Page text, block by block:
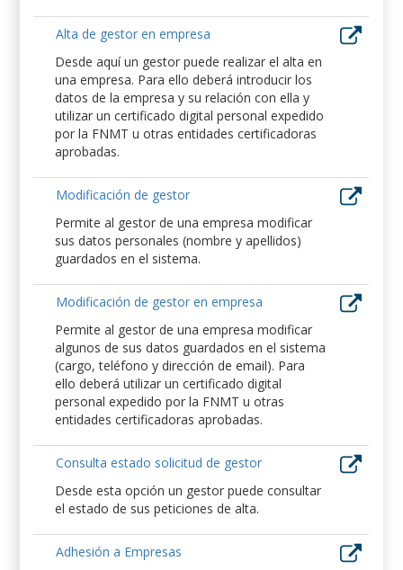
Alta de gestor en empresa
Desde aquí un gestor puede realizar el alta en
una empresa. Para ello deberá introducir los
datos de la empresa y su relación con ella y
utilizar un certificado digital personal expedido
por la FNMT u otras entidades certificadoras
aprobadas.
Modificación de gestor
Permite al gestor de una empresa modificar
sus datos personales (nombre y apellidos)
guardados en el sistema.
Modificación de gestor en empresa
Permite al gestor de una empresa modificar
algunos de sus datos guardados en el sistema
(cargo, teléfono y dirección de email). Para
ello deberá utilizar un certificado digital
personal expedido por la FNMT u otras
entidades certificadoras aprobadas.
Consulta estado solicitud de gestor
Desde esta opción un gestor puede consultar
el estado de sus peticiones de alta.
Adhesión a Empresas